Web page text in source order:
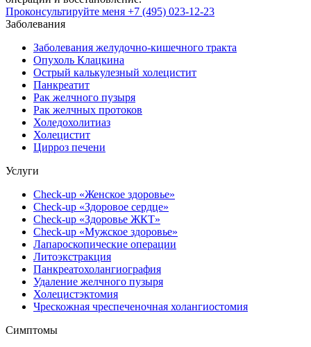
Проконсультируйте меня +7 (495) 023-12-23
Заболевания
Заболевания желудочно-кишечного тракта
Опухоль Клацкина
Острый калькулезный холецистит
Панкреатит
Рак желчного пузыря
Рак желчных протоков
Холедохолитиаз
Холецистит
Цирроз печени
Услуги
Check-up «Женское здоровье»
Check-up «Здоровое сердце»
Check-up «Здоровье ЖКТ»
Check-up «Мужское здоровье»
Лапароскопические операции
Литоэкстракция
Панкреатохолангиография
Удаление желчного пузыря
Холецистэктомия
Чрескожная чреспеченочная холангиостомия
Симптомы